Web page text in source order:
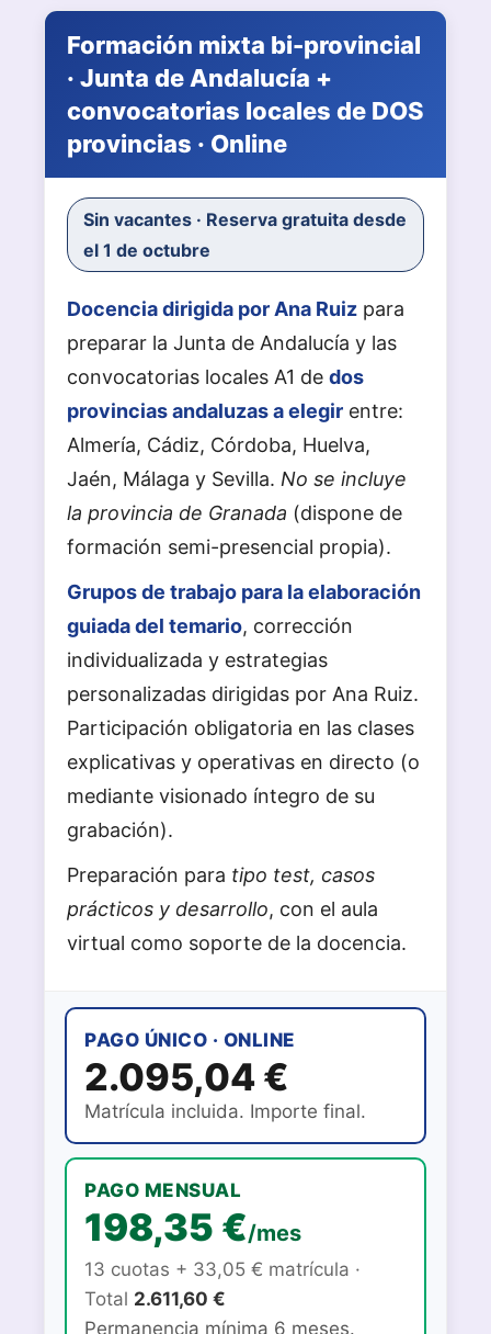
Formación mixta bi-provincial
· Junta de Andalucía +
convocatorias locales de DOS
provincias · Online
Sin vacantes · Reserva gratuita desde
el 1 de octubre
Docencia dirigida por Ana Ruiz para
preparar la Junta de Andalucía y las
convocatorias locales A1 de dos
provincias andaluzas a elegir entre:
Almería, Cádiz, Córdoba, Huelva,
Jaén, Málaga y Sevilla. No se incluye
la provincia de Granada (dispone de
formación semi-presencial propia).
Grupos de trabajo para la elaboración
guiada del temario, corrección
individualizada y estrategias
personalizadas dirigidas por Ana Ruiz.
Participación obligatoria en las clases
explicativas y operativas en directo (o
mediante visionado íntegro de su
grabación).
Preparación para tipo test, casos
prácticos y desarrollo, con el aula
virtual como soporte de la docencia.
PAGO ÚNICO · ONLINE
2.095,04 €
Matrícula incluida. Importe final.
PAGO MENSUAL
198,35 €/mes
13 cuotas + 33,05 € matrícula ·
Total 2.611,60 €
Permanencia mínima 6 meses.